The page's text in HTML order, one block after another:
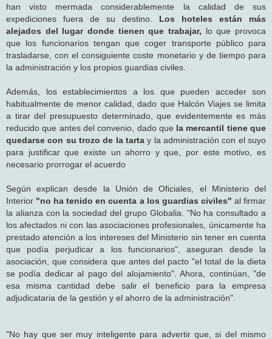
han visto mermada considerablemente la calidad de sus
expediciones fuera de su destino. Los hoteles están más
alejados del lugar donde tienen que trabajar, lo que provoca
que los funcionarios tengan que coger transporte público para
trasladarse, con el consiguiente coste monetario y de tiempo para
la administración y los propios guardias civiles.
Además, los establecimientos a los que pueden acceder son
habitualmente de menor calidad, dado que Halcón Viajes se limita
a tirar del presupuesto determinado, que evidentemente es más
reducido que antes del convenio, dado que la mercantil tiene que
quedarse con su trozo de la tarta y la administración con el suyo
para justificar que existe un ahorro y que, por este motivo, es
necesario prorrogar el acuerdo
Según explican desde la Unión de Oficiales, el Ministerio del
Interior "no ha tenido en cuenta a los guardias civiles" al firmar
la alianza con la sociedad del grupo Globalia. "No ha consultado a
los afectados ni con las asociaciones profesionales, únicamente ha
prestado atención a los intereses del Ministerio sin tener en cuenta
que podía perjudicar a los funcionarios", aseguran desde la
asociación, que considera que antes del pacto "el total de la dieta
se podía dedicar al pago del alojamiento". Ahora, continúan, "de
esa misma cantidad debe salir el beneficio para la empresa
adjudicataria de la gestión y el ahorro de la administración".
"No hay que ser muy inteligente para advertir que, si del mismo